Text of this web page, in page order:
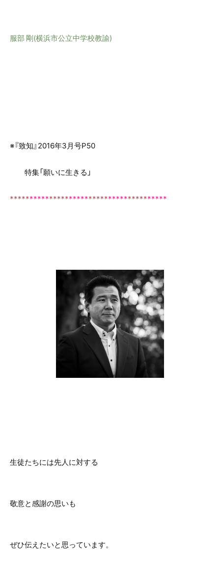
服部 剛(横浜市公立中学校教諭)
※『致知』2016年3月号P50
特集「願いに生きる」
****************************************
生徒たちには先人に対する
敬意と感謝の思いも
ぜひ伝えたいと思っています。